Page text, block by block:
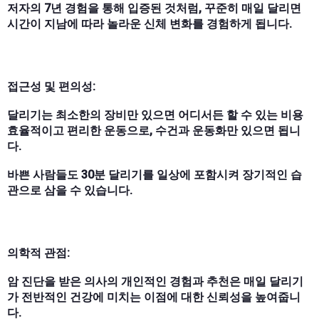
저자의 7년 경험을 통해 입증된 것처럼, 꾸준히 매일 달리면
시간이 지남에 따라 놀라운 신체 변화를 경험하게 됩니다.
접근성 및 편의성:
달리기는 최소한의 장비만 있으면 어디서든 할 수 있는 비용
효율적이고 편리한 운동으로, 수건과 운동화만 있으면 됩니
다.
바쁜 사람들도 30분 달리기를 일상에 포함시켜 장기적인 습
관으로 삼을 수 있습니다.
의학적 관점:
암 진단을 받은 의사의 개인적인 경험과 추천은 매일 달리기
가 전반적인 건강에 미치는 이점에 대한 신뢰성을 높여줍니
다.